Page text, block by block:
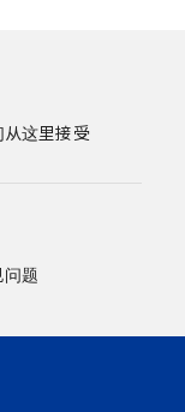
从这里接受
题